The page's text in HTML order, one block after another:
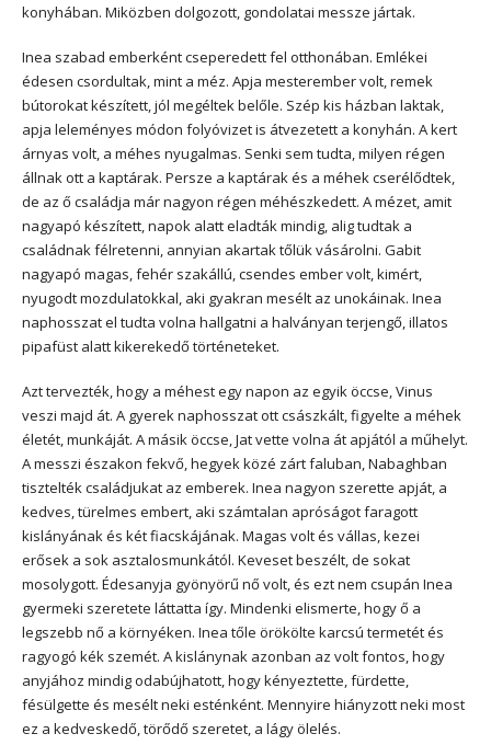
konyhában. Miközben dolgozott, gondolatai messze jártak.
Inea szabad emberként cseperedett fel otthonában. Emlékei
édesen csordultak, mint a méz. Apja mesterember volt, remek
bútorokat készített, jól megéltek belőle. Szép kis házban laktak,
apja leleményes módon folyóvizet is átvezetett a konyhán. A kert
árnyas volt, a méhes nyugalmas. Senki sem tudta, milyen régen
állnak ott a kaptárak. Persze a kaptárak és a méhek cserélődtek,
de az ő családja már nagyon régen méhészkedett. A mézet, amit
nagyapó készített, napok alatt eladták mindig, alig tudtak a
családnak félretenni, annyian akartak tőlük vásárolni. Gabit
nagyapó magas, fehér szakállú, csendes ember volt, kimért,
nyugodt mozdulatokkal, aki gyakran mesélt az unokáinak. Inea
naphosszat el tudta volna hallgatni a halványan terjengő, illatos
pipafüst alatt kikerekedő történeteket.
Azt tervezték, hogy a méhest egy napon az egyik öccse, Vinus
veszi majd át. A gyerek naphosszat ott császkált, figyelte a méhek
életét, munkáját. A másik öccse, Jat vette volna át apjától a műhelyt.
A messzi északon fekvő, hegyek közé zárt faluban, Nabaghban
tisztelték családjukat az emberek. Inea nagyon szerette apját, a
kedves, türelmes embert, aki számtalan apróságot faragott
kislányának és két fiacskájának. Magas volt és vállas, kezei
erősek a sok asztalosmunkától. Keveset beszélt, de sokat
mosolygott. Édesanyja gyönyörű nő volt, és ezt nem csupán Inea
gyermeki szeretete láttatta így. Mindenki elismerte, hogy ő a
legszebb nő a környéken. Inea tőle örökölte karcsú termetét és
ragyogó kék szemét. A kislánynak azonban az volt fontos, hogy
anyjához mindig odabújhatott, hogy kényeztette, fürdette,
fésülgette és mesélt neki esténként. Mennyire hiányzott neki most
ez a kedveskedő, törődő szeretet, a lágy ölelés.